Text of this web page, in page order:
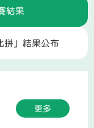
結果
拼」結果公布
名須知」更多